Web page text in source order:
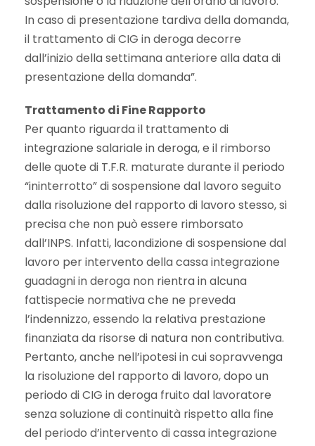
In caso di presentazione tardiva della domanda,
il trattamento di CIG in deroga decorre
dall’inizio della settimana anteriore alla data di
presentazione della domanda”.
Trattamento di Fine Rapporto
Per quanto riguarda il trattamento di
integrazione salariale in deroga, e il rimborso
delle quote di T.F.R. maturate durante il periodo
“ininterrotto” di sospensione dal lavoro seguito
dalla risoluzione del rapporto di lavoro stesso, si
precisa che non può essere rimborsato
dall’INPS. Infatti, lacondizione di sospensione dal
lavoro per intervento della cassa integrazione
guadagni in deroga non rientra in alcuna
fattispecie normativa che ne preveda
l’indennizzo, essendo la relativa prestazione
finanziata da risorse di natura non contributiva.
Pertanto, anche nell’ipotesi in cui sopravvenga
la risoluzione del rapporto di lavoro, dopo un
periodo di CIG in deroga fruito dal lavoratore
senza soluzione di continuità rispetto alla fine
del periodo d’intervento di cassa integrazione